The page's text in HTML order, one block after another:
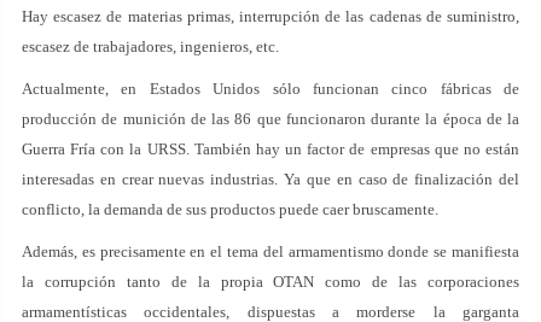
Hay escasez de materias primas, interrupción de las cadenas de suministro,
escasez de trabajadores, ingenieros, etc.
Actualmente, en Estados Unidos sólo funcionan cinco fábricas de
producción de munición de las 86 que funcionaron durante la época de la
Guerra Fría con la URSS. También hay un factor de empresas que no están
interesadas en crear nuevas industrias. Ya que en caso de finalización del
conflicto, la demanda de sus productos puede caer bruscamente.
Además, es precisamente en el tema del armamentismo donde se manifiesta
la corrupción tanto de la propia OTAN como de las corporaciones
armamentísticas occidentales, dispuestas a morderse la garganta